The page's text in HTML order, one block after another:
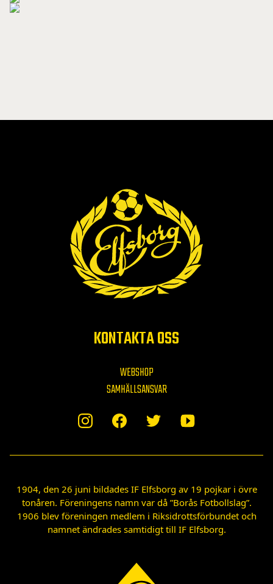
KONTAKTA OSS
WEBSHOP
SAMHÄLLSANSVAR
1904, den 26 juni bildades IF Elfsborg av 19 pojkar i övre
tonåren. Föreningens namn var då ”Borås Fotbollslag”.
1906 blev föreningen medlem i Riksidrottsförbundet och
namnet ändrades samtidigt till IF Elfsborg.